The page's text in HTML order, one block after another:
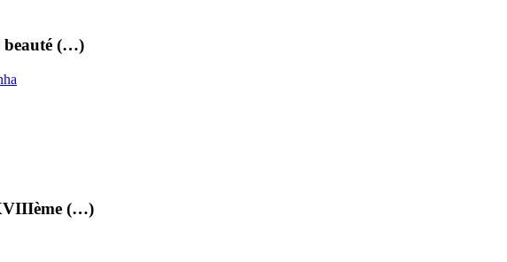
beauté (…)
(…)